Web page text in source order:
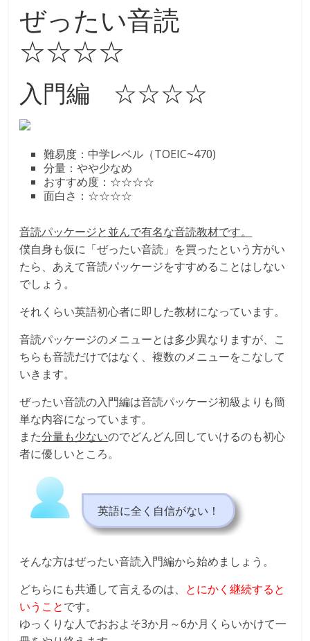
ぜったい音読
☆☆☆☆
入門編 ☆☆☆☆
難易度：中学レベル（TOEIC~470)
分量：やや少なめ
おすすめ度：☆☆☆☆
面白さ：☆☆☆☆
音読パッケージと並んで有名な音読教材です。
僕自身も仮に「ぜったい音読」を買ったという方がい
たら、あえて音読パッケージをすすめることはしない
でしょう。
それくらい英語初心者に即した教材になっています。
音読パッケージのメニューとは多少異なりますが、こ
ちらも音読だけではなく、複数のメニューをこなして
いきます。
ぜったい音読の入門編は音読パッケージ初級よりも簡
単な内容になっています。
また分量も少ないのでどんどん回していけるのも初心
者に優しいところ。
英語に全く自信がない！
そんな方はぜったい音読入門編から始めましょう。
どちらにも共通して言えるのは、 とにかく継続すると
いうことです。
ゆっくりな人でおおよそ3か月～6か月くらいかけて一